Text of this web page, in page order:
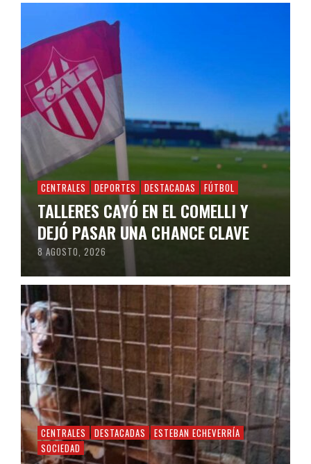
CENTRALES DEPORTES DESTACADAS FÚTBOL
TALLERES CAYÓ EN EL COMELLI Y
DEJÓ PASAR UNA CHANCE CLAVE
8 AGOSTO, 2026
CENTRALES DESTACADAS
ESTEBAN ECHEVERRÍA
SOCIEDAD